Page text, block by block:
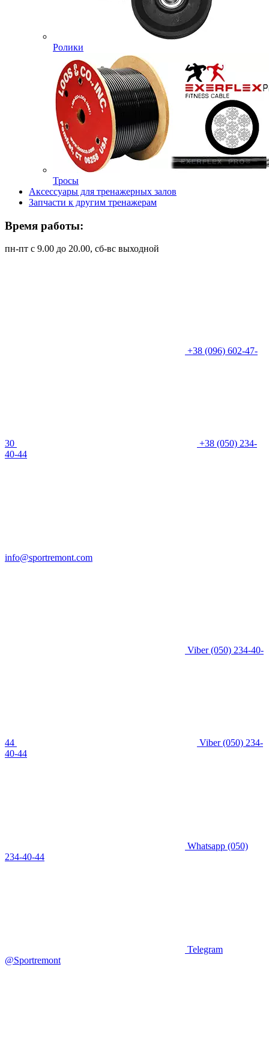
Ролики
Тросы
Аксессуары для тренажерных залов
Запчасти к другим тренажерам
Время работы:
пн-пт с 9.00 до 20.00, сб-вс выходной
+38 (096) 602-47-
30
+38 (050) 234-
40-44
info@sportremont.com
Viber(050) 234-40-
44 Viber(050) 234-
40-44
Whatsapp (050)
234-40-44
Telegram
@Sportremont